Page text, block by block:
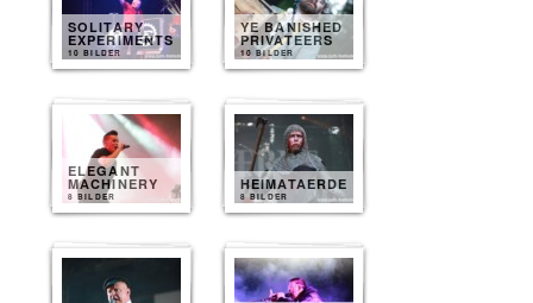
SOLITARY
EXPERIMENTS
10 BILDER
YE BANISHED
PRIVATEERS
10 BILDER
ELEGANT
MACHINERY
8 BILDER
HEIMATAERDE
8 BILDER